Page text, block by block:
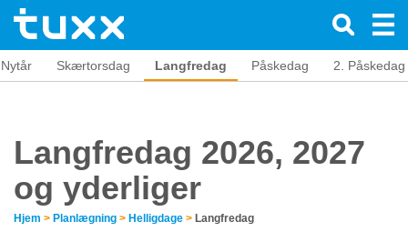
Nytår Skærtorsdag Langfredag Påskedag 2. Påskedag
Langfredag 2026, 2027
og yderliger
Hjem > Planlægning > Helligdage > Langfredag